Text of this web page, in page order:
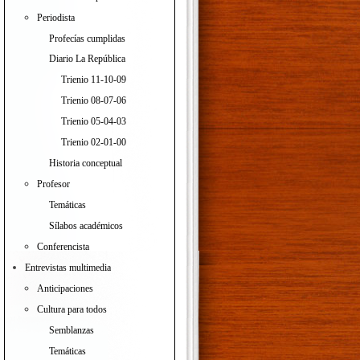
Periodista
Profecías cumplidas
Diario La República
Trienio 11-10-09
Trienio 08-07-06
Trienio 05-04-03
Trienio 02-01-00
Historia conceptual
Profesor
Temáticas
Sílabos académicos
Conferencista
Entrevistas multimedia
Anticipaciones
Cultura para todos
Semblanzas
Temáticas